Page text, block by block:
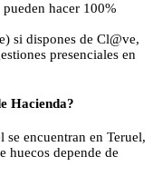
hacer 100%
si dispones de Cl@ve,
presenciales en
Hacienda?
se encuentran en Teruel,
huecos depende de